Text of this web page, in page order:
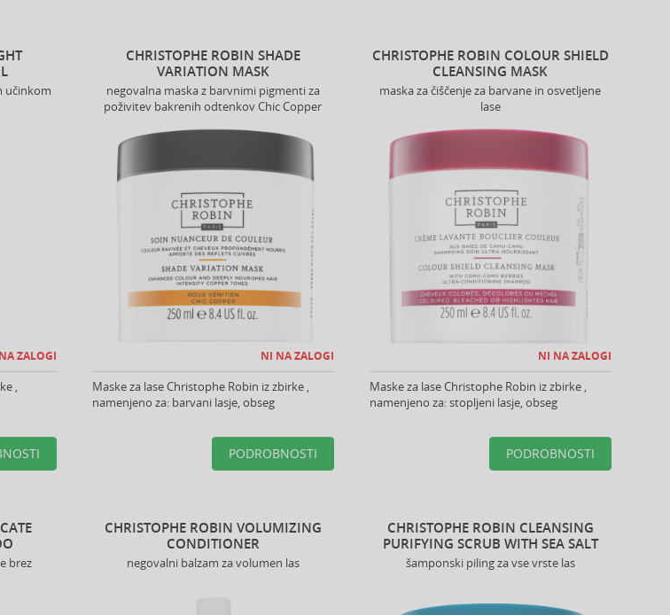
učinkom
ZALOGI
,
CHRISTOPHE ROBIN SHADE
VARIATION MASK
negovalna maska z barvnimi pigmenti za
poživitev bakrenih odtenkov Chic Copper
NI NA ZALOGI
Maske za lase Christophe Robin iz zbirke ,
namenjeno za: barvani lasje, obseg
PODROBNOSTI
CHRISTOPHE ROBIN COLOUR SHIELD
CLEANSING MASK
maska za čiščenje za barvane in osvetljene
lase
NI NA ZALOGI
Maske za lase Christophe Robin iz zbirke ,
namenjeno za: stopljeni lasje, obseg
PODROBNOSTI
brez
CHRISTOPHE ROBIN VOLUMIZING
CONDITIONER
negovalni balzam za volumen las
CHRISTOPHE ROBIN CLEANSING
PURIFYING SCRUB WITH SEA SALT
šamponski piling za vse vrste las